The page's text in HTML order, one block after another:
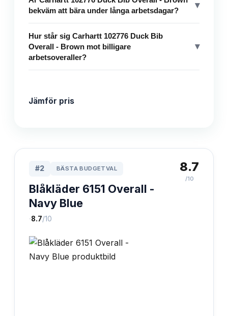
bekväm att bära under långa arbetsdagar?
▾
Hur står sig Carhartt 102776 Duck Bib
Overall - Brown mot billigare
arbetsoveraller?
▾
Jämför pris
#2 BÄSTA BUDGETVAL
Blåkläder 6151 Overall -
Navy Blue
·8.7/10
8.7
/10